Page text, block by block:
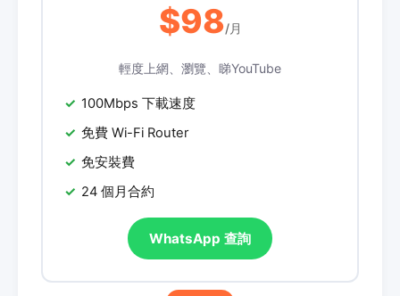
$98/月
輕度上網、瀏覽、睇YouTube
100Mbps 下載速度
免費 Wi-Fi Router
免安裝費
24 個月合約
WhatsApp 查詢